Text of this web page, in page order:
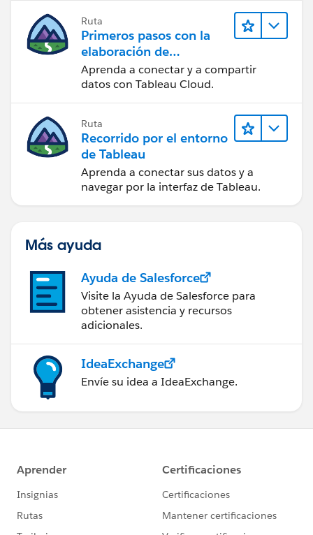
Ruta
Primeros pasos con la
elaboración de
contenido web en
Tableau Cloud
Aprenda a conectar y a compartir
datos con Tableau Cloud.
Ruta
Recorrido por el entorno
de Tableau
Aprenda a conectar sus datos y a
navegar por la interfaz de Tableau.
Más ayuda
Ayuda de Salesforce
Visite la Ayuda de Salesforce para
obtener asistencia y recursos
adicionales.
IdeaExchange
Envíe su idea a IdeaExchange.